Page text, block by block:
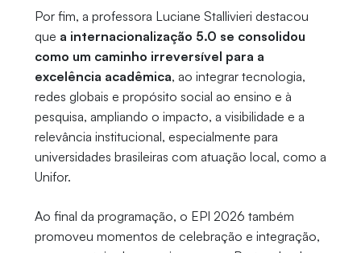
Por fim, a professora Luciane Stallivieri destacou
que a internacionalização 5.0 se consolidou
como um caminho irreversível para a
excelência acadêmica, ao integrar tecnologia,
redes globais e propósito social ao ensino e à
pesquisa, ampliando o impacto, a visibilidade e a
relevância institucional, especialmente para
universidades brasileiras com atuação local, como a
Unifor.
Ao final da programação, o EPI 2026 também
promoveu momentos de celebração e integração,